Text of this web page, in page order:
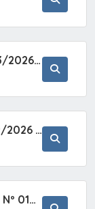
PREGÃO ELETRÔNICO Nº 023/2026 - AQUISIÇÃO DE ENXOVAL INFANTIL, EM ATENDIMENTO À SECRETARIA MUNICIPAL DE EDUCAÇÃO, ATRAVÉS DO SISTEMA DE REGISTRO DE PREÇOS (SRP).
PREGÃO ELETRÔNICO Nº 019/2026 - CONTRATAÇÃO DE EMPRESA ESPECIALIZADA PARA A PRESTAÇÃO DE SERVIÇOS VETERINÁRIOS CLÍNICOS E CIRÚRGICOS, COM FOCO EM AÇÕES DE SAÚDE PÚBLICA, BEM-ESTAR ANIMAL E CONTROLE POPULACIONAL ÉTICO DE CÃES E GATOS, EM ATENDIMENTO À
CONCORRÊNCIA PRESENCIAL Nº 018/2026 - PAVIMENTAÇÃO ASFÁLTICA NO BAIRRO VOTUPOCA ? ESTRADA DA RAPOSA, NO MUNICÍPIO DE SETE BARRAS/SP